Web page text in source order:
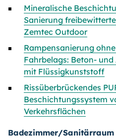
Mineralische
Sanierung
Zemtec Outdoor
Rampensanierung
Fahrbelags: Beton-
mit Flüssigkunststoff
Rissüberbrückendes
Beschichtungssystem
Verkehrsflächen
Badezimmer/Sanitärraum